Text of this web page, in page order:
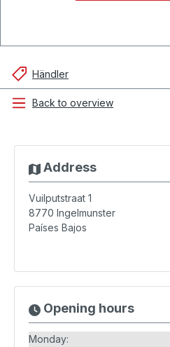
Händler
Back to overview
Address
Vuilputstraat 1
8770 Ingelmunster
Países Bajos
Opening hours
Monday: